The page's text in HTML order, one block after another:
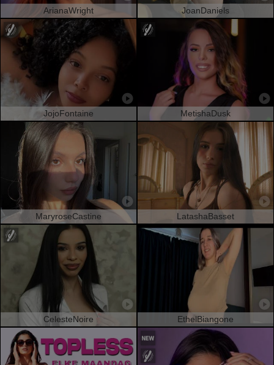
ArianaWright JoanDaniels
JojoFontaine MetishaDusk
MaryroseCastine LatashaBasset
CelesteNoire EthelBiangone